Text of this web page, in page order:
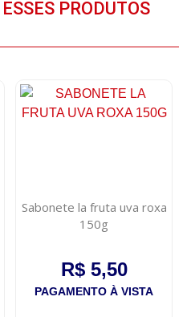
ESSES PRODUTOS
Sabonete la fruta uva roxa
150g
R$ 5,50
PAGAMENTO À VISTA